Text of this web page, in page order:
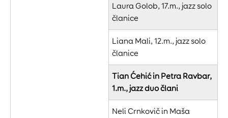
Laura Golob, 17.m., jazz solo
članice
Liana Mali, 12.m., jazz solo
članice
Tian Ćehić in Petra Ravbar,
1.m., jazz duo člani
Neli Crnkovič in Maša